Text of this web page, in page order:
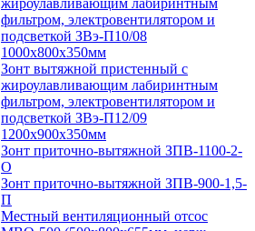
жироулавливающим лабиринтным
фильтром, электровентилятором и
подсветкой ЗВэ-П10/08
1000х800х350мм
Зонт вытяжной пристенный с
жироулавливающим лабиринтным
фильтром, электровентилятором и
подсветкой ЗВэ-П12/09
1200х900х350мм
Зонт приточно-вытяжной ЗПВ-1100-2-
О
Зонт приточно-вытяжной ЗПВ-900-1,5-
П
Местный вентиляционный отсос